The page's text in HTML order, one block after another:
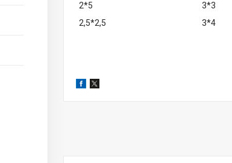
2*5
3*3
2,5*2,5
3*4